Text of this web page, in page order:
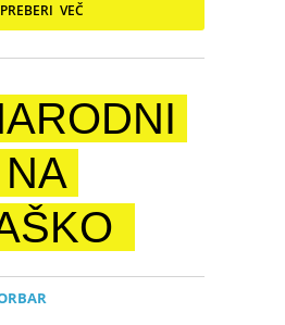
PREBERI VEČ